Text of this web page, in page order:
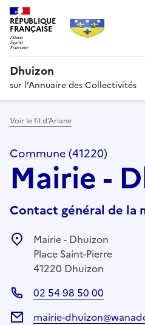
RÉPUBLIQUE
FRANÇAISE
Dhuizon
sur l’Annuaire des Collectivités
Voir le fil d’Ariane
Commune (41220)
Mairie -
Contact général de la
Mairie - Dhuizon
Place Saint-Pierre
41220 Dhuizon
02 54 98 50 00
mairie-